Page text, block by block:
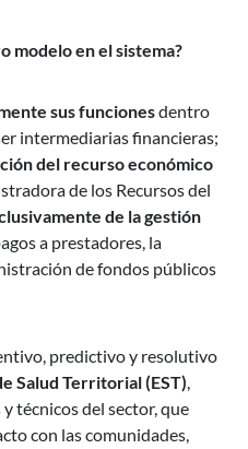
modelo en el sistema?
sus funcionesdentro
intermediarias financieras;
del recurso económico
de los Recursos del
de la gestión
a prestadores, la
de fondos públicos
predictivo y resolutivo
Salud Territorial (EST),
técnicos del sector, que
con las comunidades,